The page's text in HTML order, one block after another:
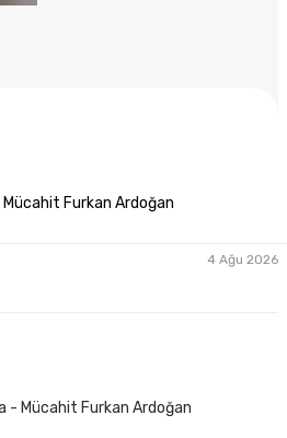
Furkan Ardoğan
4 Ağu 2026
- Mücahit Furkan Ardoğan